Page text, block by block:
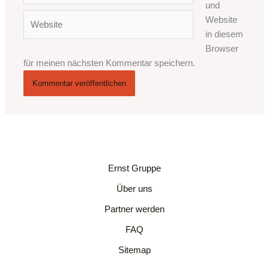
Adresse*
und
Website
in diesem
Browser
für meinen nächsten Kommentar speichern.
Ernst Gruppe
Über uns
Partner werden
FAQ
Sitemap